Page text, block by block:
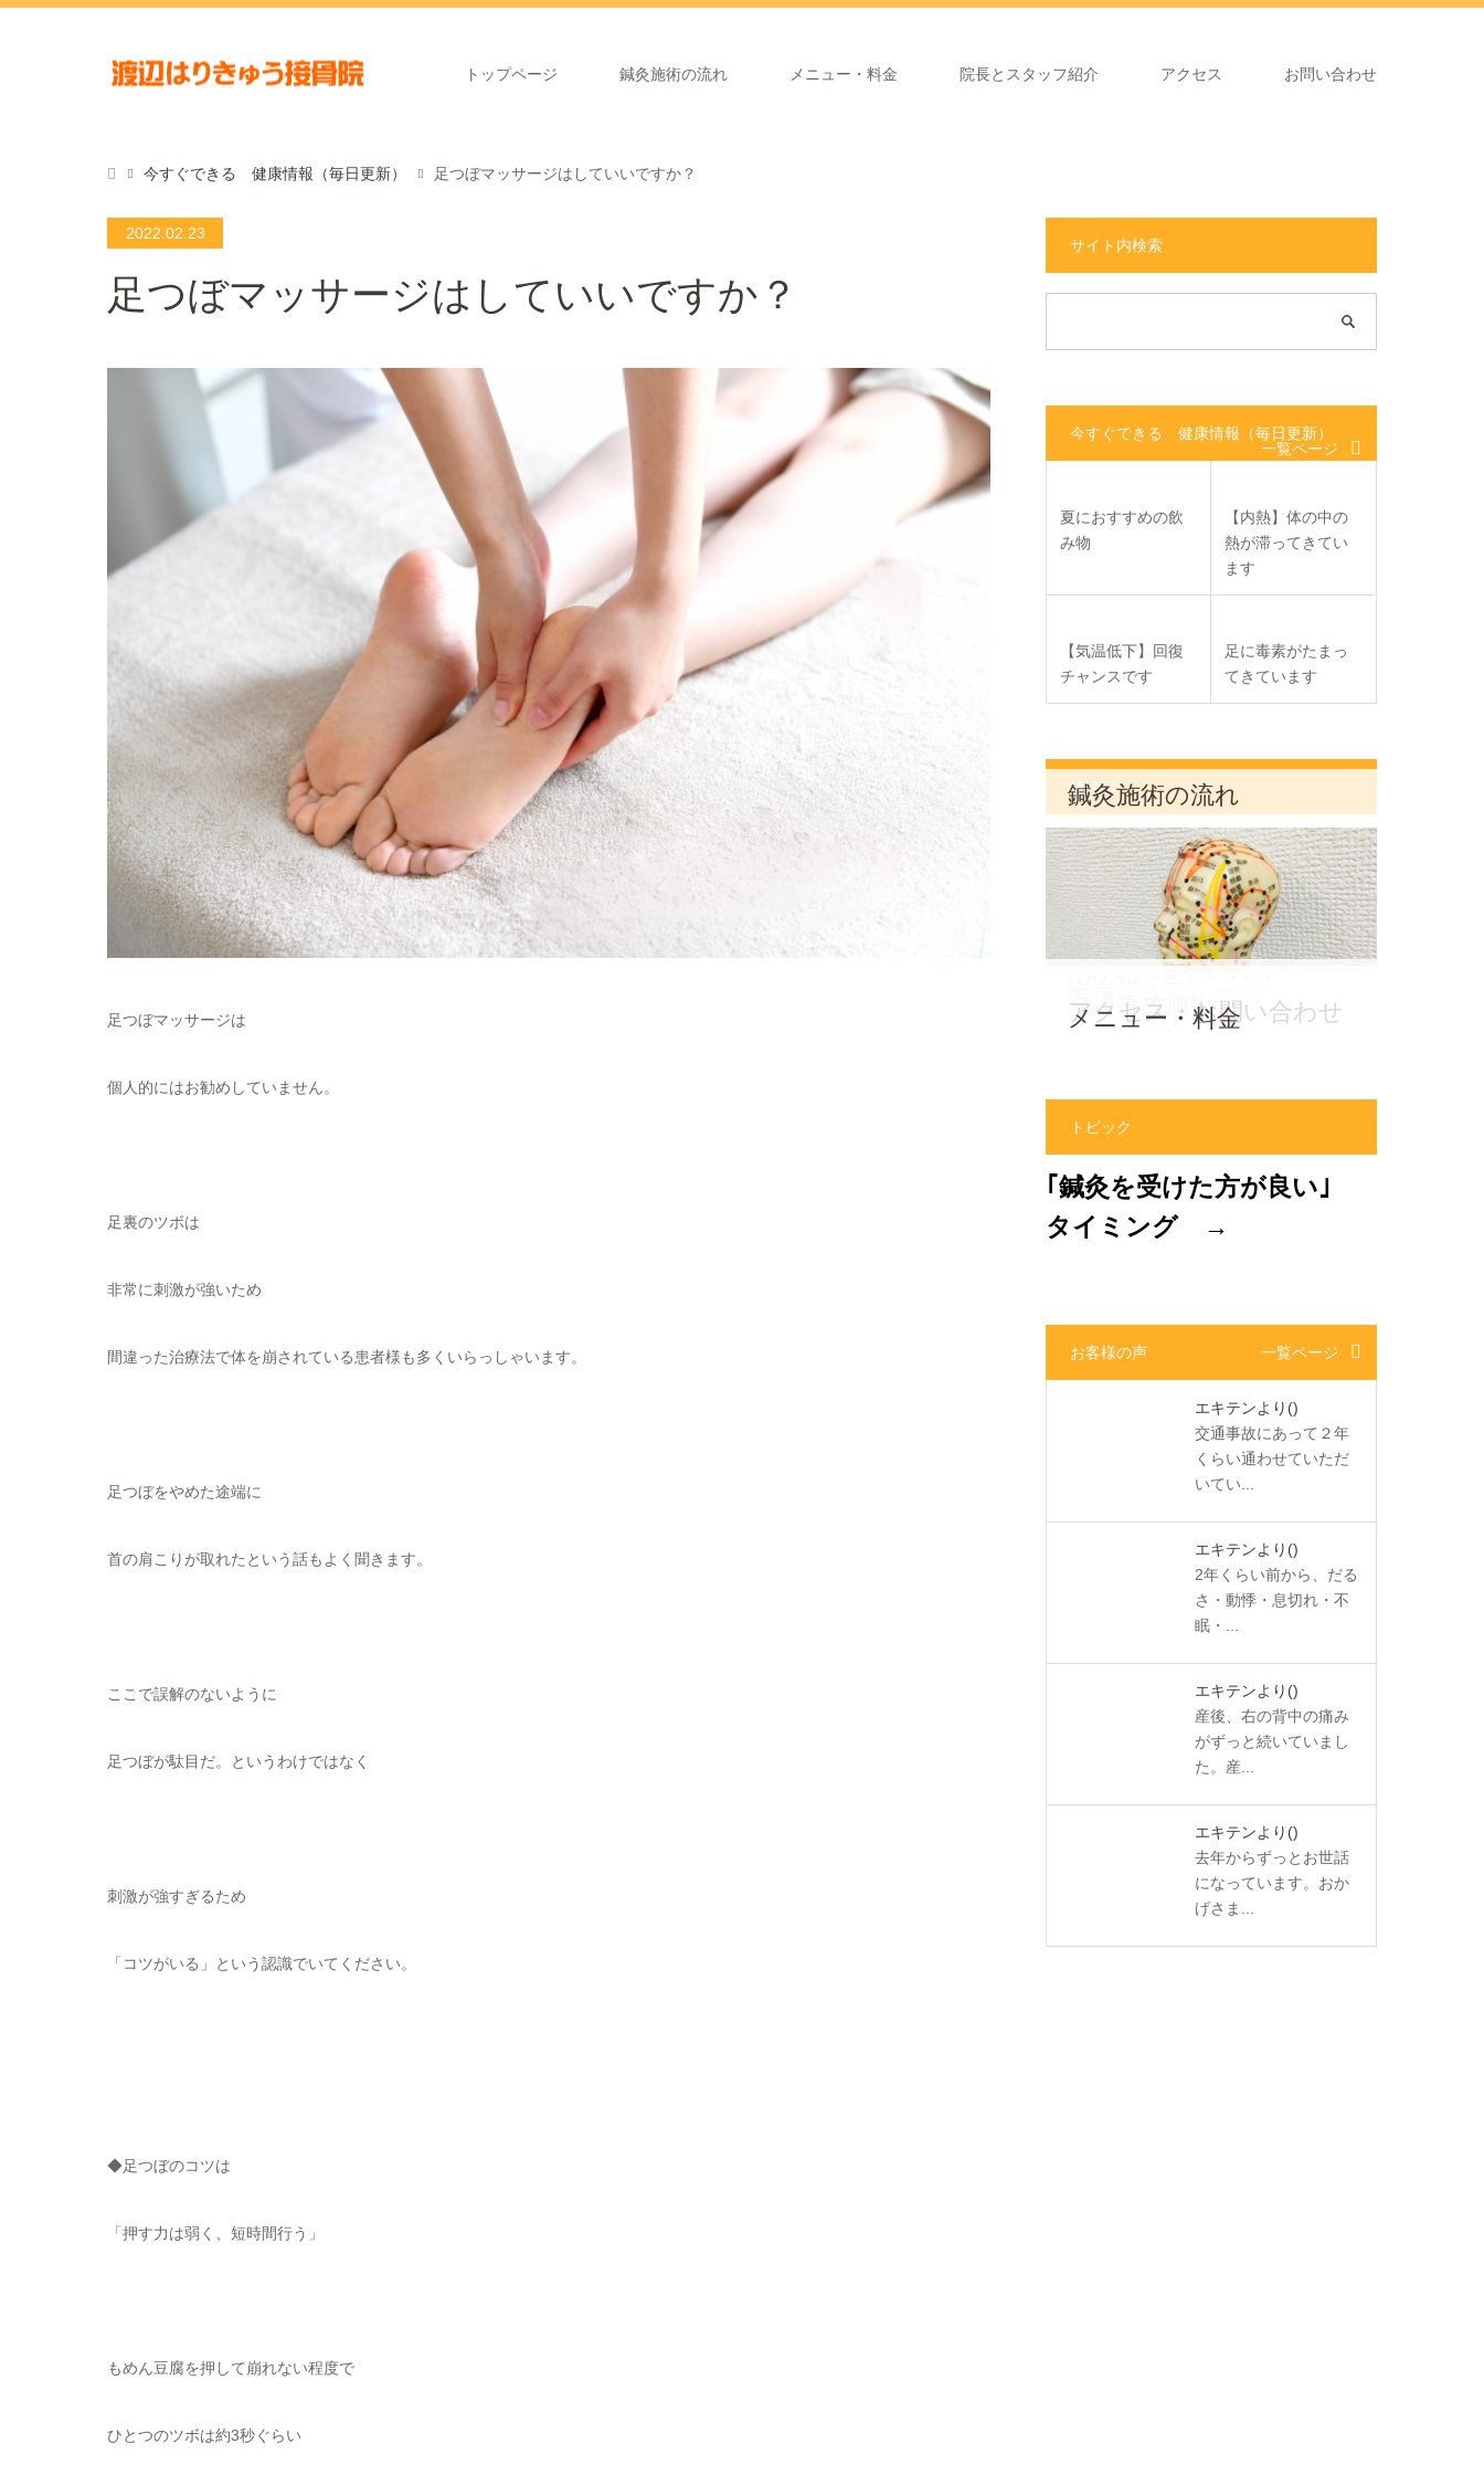
トップページ 鍼灸施術の流れ メニュー・料金 院長とスタッフ紹介 アクセス お問い合わせ
今すぐできる 健康情報（毎日更新） 足つぼマッサージはしていいですか？
2022.02.23
足つぼマッサージはしていいですか？
足つぼマッサージは
個人的にはお勧めしていません。
足裏のツボは
非常に刺激が強いため
間違った治療法で体を崩されている患者様も多くいらっしゃいます。
足つぼをやめた途端に
首の肩こりが取れたという話もよく聞きます。
ここで誤解のないように
足つぼが駄目だ。というわけではなく
刺激が強すぎるため
「コツがいる」という認識でいてください。
◆足つぼのコツは
「押す力は弱く、短時間行う」
もめん豆腐を押して崩れない程度で
ひとつのツボは約3秒ぐらい
サイト内検索
今すぐできる 健康情報（毎日更新）
一覧ページ
夏におすすめの飲
み物
【内熱】体の中の
熱が滞ってきてい
ます
【気温低下】回復
チャンスです
足に毒素がたまっ
てきています
MENU
鍼灸施術の流れ
院長・スタッフ
交通事故施術
アクセス・お問い合わせ
メニュー・料金
トピック
｢鍼灸を受けた方が良い｣
タイミング →
お客様の声 一覧ページ
エキテンより ()
交通事故にあって２年
くらい通わせていただ
いてい...
エキテンより ()
2年くらい前から、だる
さ・動悸・息切れ・不
眠・...
エキテンより ()
産後、右の背中の痛み
がずっと続いていまし
た。産...
エキテンより ()
去年からずっとお世話
になっています。おか
げさま...